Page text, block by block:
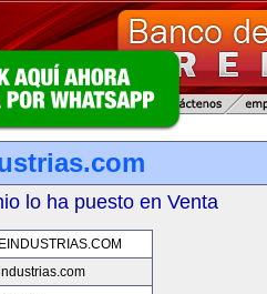
lo ha puesto en Venta